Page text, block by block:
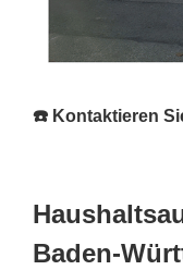
☎️ Kontaktieren
Baden-